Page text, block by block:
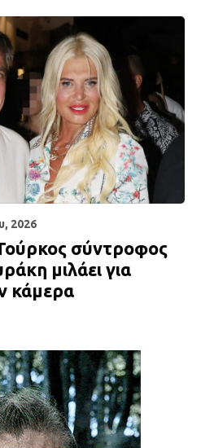
2026
σύντροφος
μιλάει για
κάμερα